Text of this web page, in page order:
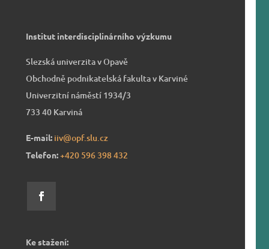
Institut interdisciplinárního výzkumu
Slezská univerzita v Opavě
Obchodně podnikatelská fakulta v Karviné
Univerzitní náměstí 1934/3
733 40 Karviná
E-mail: iiv@opf.slu.cz
Telefon:+420 596 398 432
Ke stažení: